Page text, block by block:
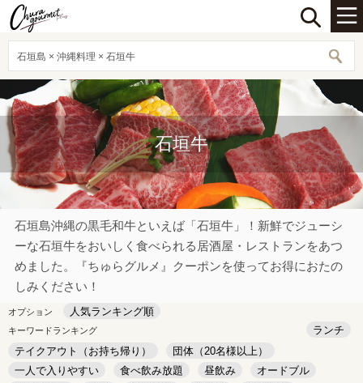
石垣島 × 沖縄料理 × 石垣牛
石垣牛
石垣島沖縄の黒毛和牛といえば「石垣牛」！新鮮でジューシ
ーな石垣牛をおいしく食べられる居酒屋・レストランをあつ
めました。『ちゅらグルメ』クーポンを使ってお得におたの
しみください！
オプション 人気ランキング順
キーワードランキング
ランチ
テイクアウト（お持ち帰り）
団体（20名様以上）
一人で入りやすい
食べ飲み放題 昼飲み
オードブル